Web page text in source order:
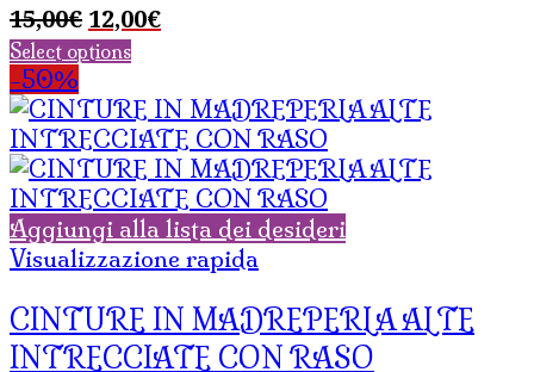
15,00€ Il
prezzo
era:
15,00€.
12,00€Il
è:
12,00€.
Select options
-50%
Aggiungi alla lista dei desideri
Visualizzazione rapida
CINTURE IN MADREPERLA ALTE
INTRECCIATE CON RASO